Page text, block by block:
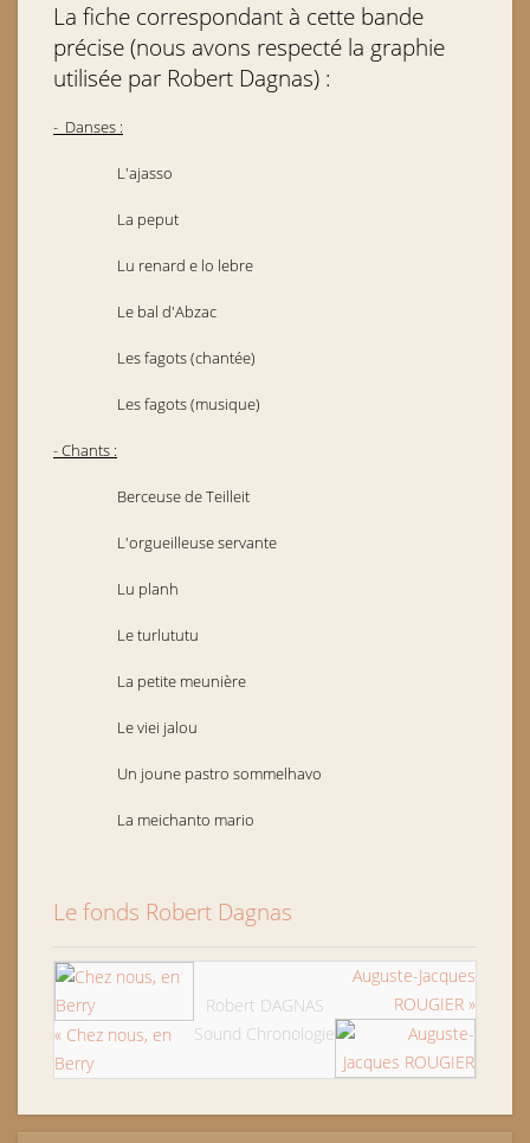
La fiche correspondant à cette bande
précise (nous avons respecté la graphie
utilisée par Robert Dagnas) :
- Danses :
L'ajasso
La peput
Lu renard e lo lebre
Le bal d'Abzac
Les fagots (chantée)
Les fagots (musique)
- Chants :
Berceuse de Teilleit
L'orgueilleuse servante
Lu planh
Le turlututu
La petite meunière
Le viei jalou
Un joune pastro sommelhavo
La meichanto mario
Le fonds Robert Dagnas
« Chez nous, en
Berry
Robert DAGNAS
Sound Chronologie
Auguste-Jacques
ROUGIER »